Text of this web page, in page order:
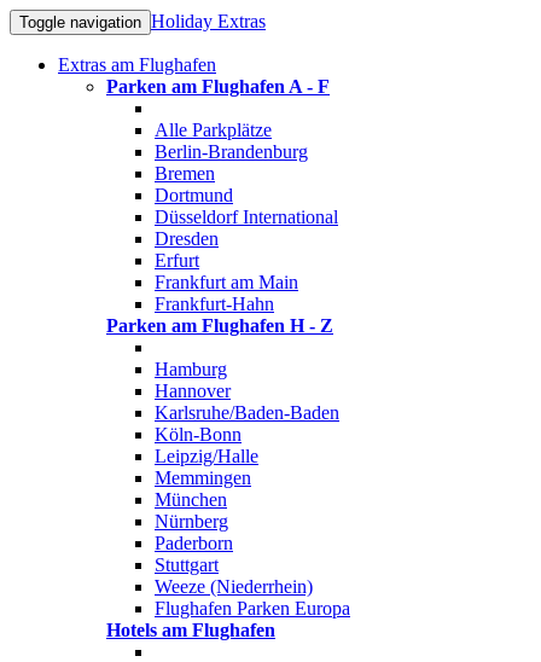
Toggle navigation Holiday Extras
Extras am Flughafen
Parken am Flughafen A - F
Alle Parkplätze
Berlin-Brandenburg
Bremen
Dortmund
Düsseldorf International
Dresden
Erfurt
Frankfurt am Main
Frankfurt-Hahn
Parken am Flughafen H - Z
Hamburg
Hannover
Karlsruhe/Baden-Baden
Köln-Bonn
Leipzig/Halle
Memmingen
München
Nürnberg
Paderborn
Stuttgart
Weeze (Niederrhein)
Flughafen Parken Europa
Hotels am Flughafen